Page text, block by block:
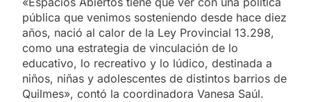
pública que venimos sosteniendo desde hace diez
años, nació al calor de la Ley Provincial 13.298,
como una estrategia de vinculación de lo
educativo, lo recreativo y lo lúdico, destinada a
niños, niñas y adolescentes de distintos barrios de
Quilmes», contó la coordinadora Vanesa Saúl.